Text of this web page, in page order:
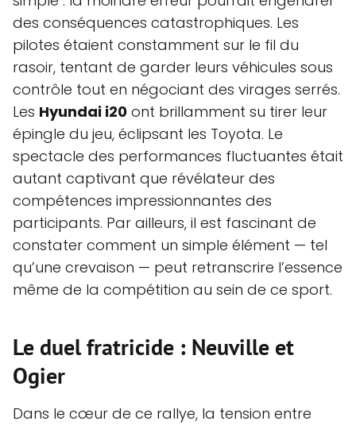
des conséquences catastrophiques. Les
pilotes étaient constamment sur le fil du
rasoir, tentant de garder leurs véhicules sous
contrôle tout en négociant des virages serrés.
Les Hyundai i20 ont brillamment su tirer leur
épingle du jeu, éclipsant les Toyota. Le
spectacle des performances fluctuantes était
autant captivant que révélateur des
compétences impressionnantes des
participants. Par ailleurs, il est fascinant de
constater comment un simple élément — tel
qu’une crevaison — peut retranscrire l’essence
même de la compétition au sein de ce sport.
Le duel fratricide : Neuville et
Ogier
Dans le cœur de ce rallye, la tension entre